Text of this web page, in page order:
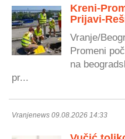
Kreni-
Prijavi-
Vranje/
Promeni
na
pr...
Vranjenews 09.08.2026 14:33